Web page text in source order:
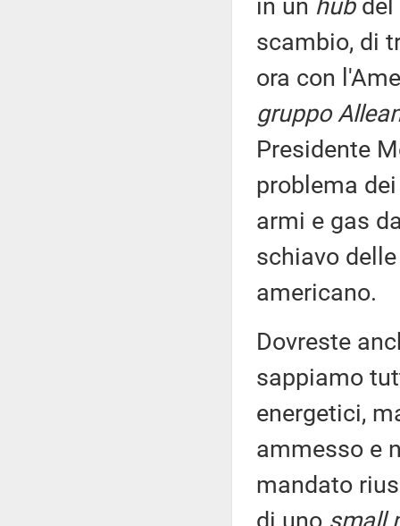
in un hub del
scambio, di
ora con
gruppo
Presidente
problema
armi e gas
schiavo
americano.
Dovreste
sappiamo
energetici,
ammesso e
mandato